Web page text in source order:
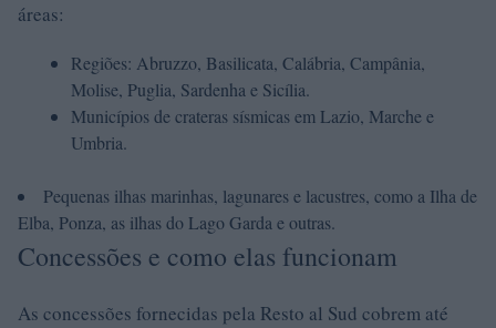
áreas:
Regiões: Abruzzo, Basilicata, Calábria, Campânia,
Molise, Puglia, Sardenha e Sicília.
Municípios de crateras sísmicas em Lazio, Marche e
Umbria.
Pequenas ilhas marinhas, lagunares e lacustres, como a Ilha de
Elba, Ponza, as ilhas do Lago Garda e outras.
Concessões e como elas funcionam
As concessões fornecidas pela Resto al Sud cobrem até